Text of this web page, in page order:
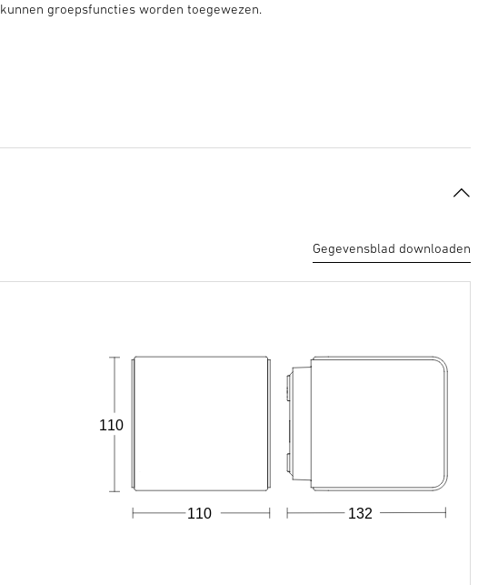
kunnen groepsfuncties worden toegewezen.
Gegevensblad downloaden
132
110
110